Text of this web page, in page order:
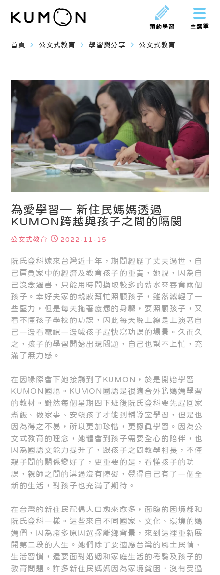
主選單
預約學習
首頁 navigate_next 公文式教育 navigate_next 學習與分享 navigate_next 公文式教育
為愛學習─ 新住民媽媽透過
KUMON跨越與孩子之間的隔閡
公文式教育 2022-11-15
阮氐登科嫁來台灣近十年，期間經歷了丈夫過世，自
己肩負家中的經濟及教育孩子的重責，她說，因為自
己沒念過書，只能用時間換取較多的薪水來養育兩個
孩子。幸好夫家的親戚幫忙照顧孩子，雖然減輕了一
些壓力，但是每天拖著疲憊的身驅，要照顧孩子，又
看不懂孩子學校的功課，因此每天晚上總是上演著自
己一邊看電視一邊喊孩子趕快寫功課的場景。久而久
之，孩子的學習開始出現問題，自己也幫不上忙，充
滿了無力感。
在因緣際會下她接觸到了KUMON，於是開始學習
KUMON國語。KUMON國語是很適合外籍媽媽學習
的教材。雖然每個星期四下班後阮氏登科要先趕回家
煮飯、做家事、安頓孩子才能到輔導室學習，但是也
因為得之不易，所以更加珍惜，更認真學習。因為公
文式教育的理念，她體會到孩子需要全心的陪伴，也
因為國語文能力提升了，跟孩子之間教學相長，不僅
親子間的關係變好了，更重要的是，看懂孩子的功
課，親師之間的溝通沒有障礙，覺得自己有了一個全
新的生活，對孩子也充滿了期待。
在台灣的新住民配偶人口愈來愈多，面臨的困境都和
阮氏登科一樣。這些來自不同國家、文化、環境的媽
媽們，因為諸多原因選擇離鄉背景，來到這裡重新展
開第二段的人生。她們除了要適應台灣的風土民情、
生活習慣，還要面對婚姻和家庭生活的考驗及孩子的
教育問題。許多新住民媽媽因為家境貧困，沒有受過